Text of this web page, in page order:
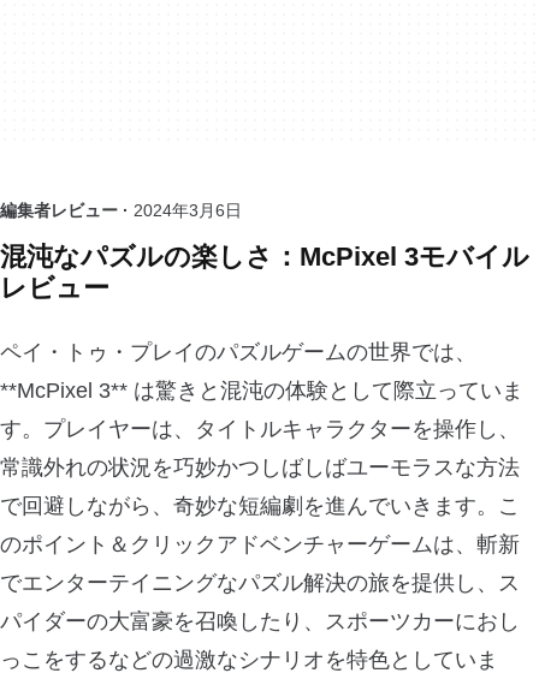
編集者レビュー · 2024年3月6日
混沌なパズルの楽しさ：McPixel 3モバイル
レビュー
ペイ・トゥ・プレイのパズルゲームの世界では、
**McPixel 3** は驚きと混沌の体験として際立っていま
す。プレイヤーは、タイトルキャラクターを操作し、
常識外れの状況を巧妙かつしばしばユーモラスな方法
で回避しながら、奇妙な短編劇を進んでいきます。こ
のポイント＆クリックアドベンチャーゲームは、斬新
でエンターテイニングなパズル解決の旅を提供し、ス
パイダーの大富豪を召喚したり、スポーツカーにおし
っこをするなどの過激なシナリオを特色としていま